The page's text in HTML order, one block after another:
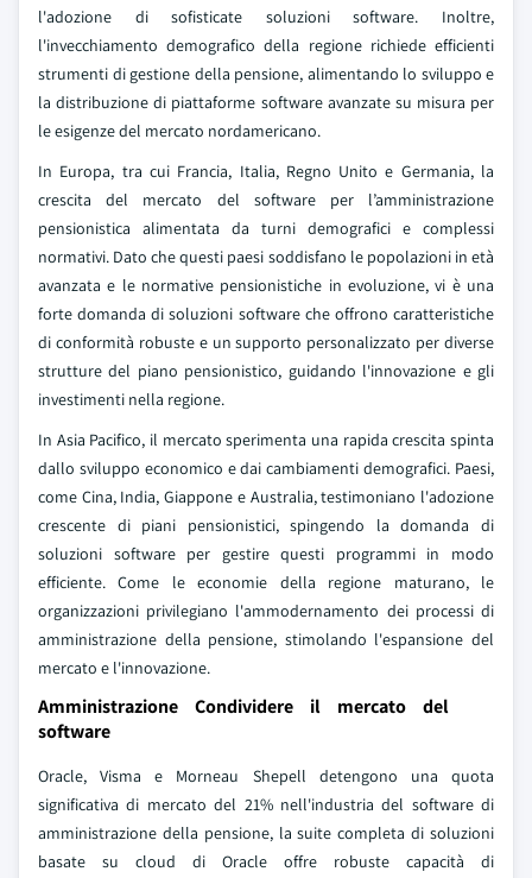
l'adozione di sofisticate soluzioni software. Inoltre,
l'invecchiamento demografico della regione richiede efficienti
strumenti di gestione della pensione, alimentando lo sviluppo e
la distribuzione di piattaforme software avanzate su misura per
le esigenze del mercato nordamericano.
In Europa, tra cui Francia, Italia, Regno Unito e Germania, la
crescita del mercato del software per l’amministrazione
pensionistica alimentata da turni demografici e complessi
normativi. Dato che questi paesi soddisfano le popolazioni in età
avanzata e le normative pensionistiche in evoluzione, vi è una
forte domanda di soluzioni software che offrono caratteristiche
di conformità robuste e un supporto personalizzato per diverse
strutture del piano pensionistico, guidando l'innovazione e gli
investimenti nella regione.
In Asia Pacifico, il mercato sperimenta una rapida crescita spinta
dallo sviluppo economico e dai cambiamenti demografici. Paesi,
come Cina, India, Giappone e Australia, testimoniano l'adozione
crescente di piani pensionistici, spingendo la domanda di
soluzioni software per gestire questi programmi in modo
efficiente. Come le economie della regione maturano, le
organizzazioni privilegiano l'ammodernamento dei processi di
amministrazione della pensione, stimolando l'espansione del
mercato e l'innovazione.
Amministrazione Condividere il mercato del
software
Oracle, Visma e Morneau Shepell detengono una quota
significativa di mercato del 21% nell'industria del software di
amministrazione della pensione, la suite completa di soluzioni
basate su cloud di Oracle offre robuste capacità di